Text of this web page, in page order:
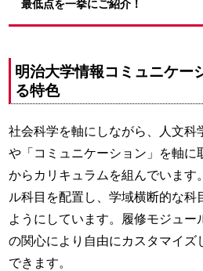
最低点を一挙にご紹介！
明治大学情報コミュニケー
る特色
社会科学を軸にしながら、人文科
や「コミュニケーション」を軸に
からカリキュラムを組んでいます
ル科目を配置し、学域横断的な科
ようにしています。履修モジュ
の関心により自由にカスタマイズ
できます。